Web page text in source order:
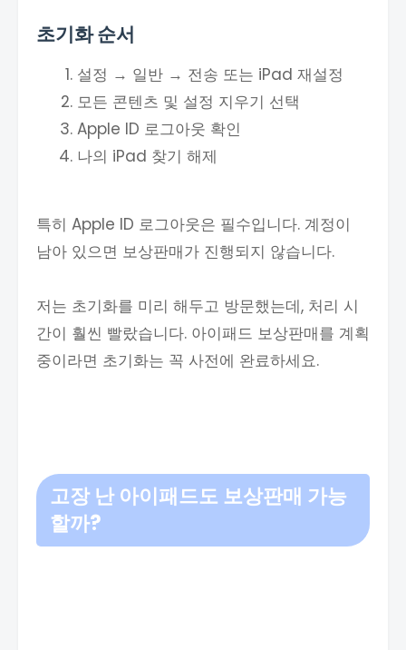
초기화 순서
설정 → 일반 → 전송 또는 iPad 재설정
모든 콘텐츠 및 설정 지우기 선택
Apple ID 로그아웃 확인
나의 iPad 찾기 해제
특히 Apple ID 로그아웃은 필수입니다. 계정이
남아 있으면 보상판매가 진행되지 않습니다.
저는 초기화를 미리 해두고 방문했는데, 처리 시
간이 훨씬 빨랐습니다. 아이패드 보상판매를 계획
중이라면 초기화는 꼭 사전에 완료하세요.
고장 난 아이패드도 보상판매 가능
할까?